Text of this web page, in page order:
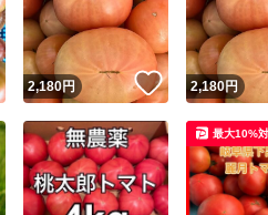
いいね！
2,180円 いいね！
2,180円
最大10%